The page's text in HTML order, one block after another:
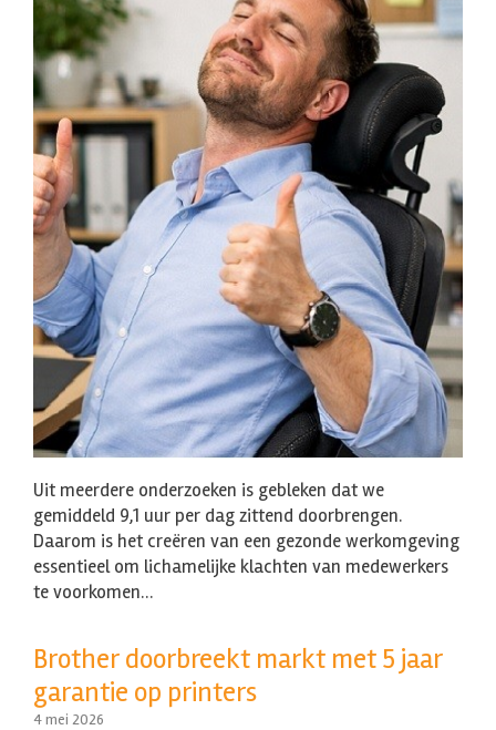
Uit meerdere onderzoeken is gebleken dat we
gemiddeld 9,1 uur per dag zittend doorbrengen.
Daarom is het creëren van een gezonde werkomgeving
essentieel om lichamelijke klachten van medewerkers
te voorkomen…
Brother doorbreekt markt met 5 jaar
garantie op printers
4 mei 2026